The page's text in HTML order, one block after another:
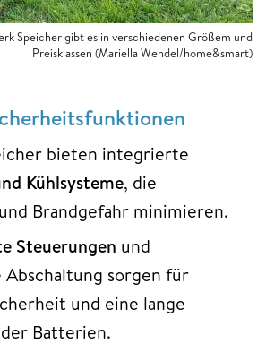
Speicher gibt es in verschiedenen Größem und
Preisklassen (Mariella Wendel/home&smart)
bieten integrierte
Kühlsysteme, die
Brandgefahr minimieren.​
Steuerungen und
Abschaltung sorgen für
und eine lange
Batterien.​